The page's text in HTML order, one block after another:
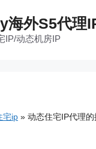
海外S5代理
IP/动态机房IP
宅ip » 动态住宅IP代理